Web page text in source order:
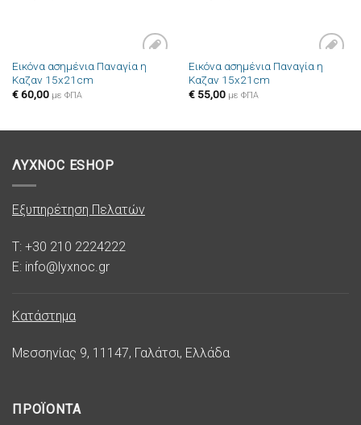
Πρόσθήκη
Εικόνα ασημένια Παναγία η
Καζαν 15x21cm
€60,00 με ΦΠΑ
Πρόσθήκη
Εικόνα ασημένια Παναγία η
Καζαν 15x21cm
€55,00 με ΦΠΑ
ΛΥΧΝΟC ESHOP
Εξυπηρέτηση Πελατών
T: +30 210 2224222
E: info@lyxnoc.gr
Κατάστημα
Μεσσηνίας 9, 11147, Γαλάτσι, Ελλάδα
ΠΡΟΪΟΝΤΑ